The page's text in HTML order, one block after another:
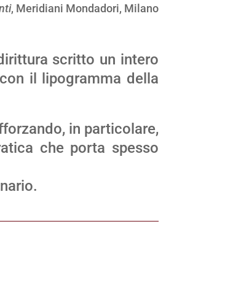
, Meridiani Mondadori, Milano
scritto un intero
il lipogramma della
in particolare,
che porta spesso